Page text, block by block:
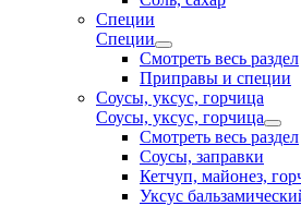
Специи
Специи
Смотреть весь раздел
Приправы и специи
Соусы, уксус, горчица
Соусы, уксус, горчица
Смотреть весь раздел
Соусы, заправки
Кетчуп, майонез,
Уксус